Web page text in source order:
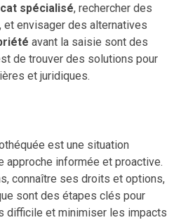
spécialisé, rechercher des
, et envisager des alternatives
avant la saisie sont des
de trouver des solutions pour
et juridiques.
est une situation
approche informée et proactive.
connaître ses droits et options,
sont des étapes clés pour
difficile et minimiser les impacts